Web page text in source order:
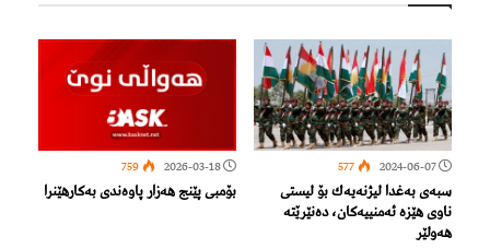
2024-06-07
577
سبەی بەغدا لیژنەیەك بۆ لیستی
ناوی هێزە ئەمنییەكان، دەنێرێتە
هەولێر
2026-03-18
759
بۆمبی پێنج هەزار پاوەندی بەكارهێنرا